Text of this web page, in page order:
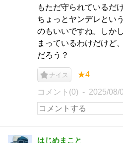
もただ守られているだ
ちょっとヤンデレとい
のもいいですね。しか
まっているわけだけど
だろう？
ナイス ★4
コメント(0) 2025/08/
はじめまこと